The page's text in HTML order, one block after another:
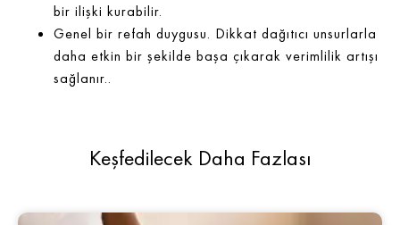
bir ilişki kurabilir.
Genel bir refah duygusu. Dikkat dağıtıcı unsurlarla
daha etkin bir şekilde başa çıkarak verimlilik artışı
sağlanır..
Keşfedilecek Daha Fazlası